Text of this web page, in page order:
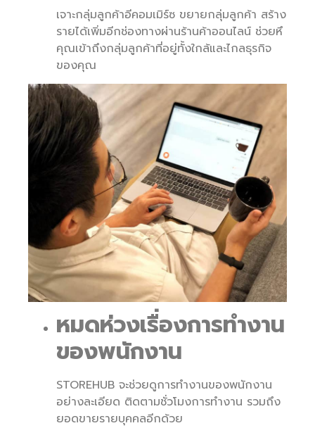
เจาะกลุ่มลูกค้าอีคอมเมิร์ซ ขยายกลุ่มลูกค้า สร้าง
รายได้เพิ่มอีกช่องทางผ่านร้านค้าออนไลน์ ช่วยหึ
คุณเข้าถึงกลุ่มลูกค้าที่อยู่ทั้งใกล้และไกลธุรกิจ
ของคุณ
หมดห่วงเรื่องการทำงาน
ของพนักงาน
STOREHUB จะช่วยดูการทำงานของพนักงาน
อย่างละเอียด ติดตามชั่วโมงการทำงาน รวมถึง
ยอดขายรายบุคคลอีกด้วย